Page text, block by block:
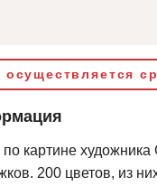
картине художника
200 цветов, из